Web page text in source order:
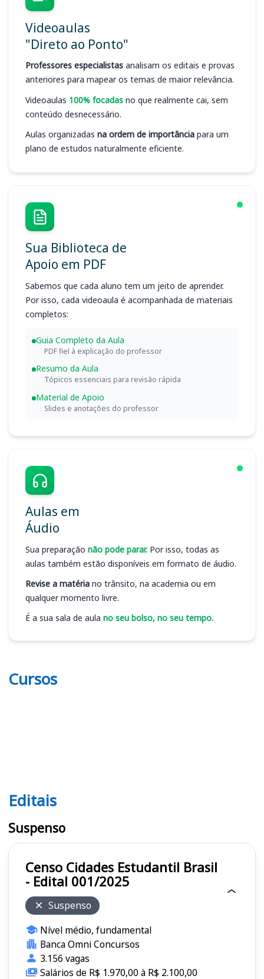
Videoaulas
"Direto ao Ponto"
Professores especialistas analisam os editais e provas
anteriores para mapear os temas de maior relevância.
Videoaulas 100% focadas no que realmente cai, sem
conteúdo desnecessário.
Aulas organizadas na ordem de importância para um
plano de estudos naturalmente eficiente.
Sua Biblioteca de
Apoio em PDF
Sabemos que cada aluno tem um jeito de aprender.
Por isso, cada videoaula é acompanhada de materiais
completos:
Guia Completo da Aula
PDF fiel à explicação do professor
Resumo da Aula
Tópicos essenciais para revisão rápida
Material de Apoio
Slides e anotações do professor
Aulas em
Áudio
Sua preparação não pode parar. Por isso, todas as
aulas também estão disponíveis em formato de áudio.
Revise a matéria no trânsito, na academia ou em
qualquer momento livre.
É a sua sala de aula no seu bolso, no seu tempo.
Cursos
Editais
Editais
Suspenso
Censo Cidades Estudantil Brasil
- Edital 001/2025
Suspenso
Nível médio, fundamental
Banca Omni Concursos
3.156 vagas
Salários de R$ 1.970,00 à R$ 2.100,00